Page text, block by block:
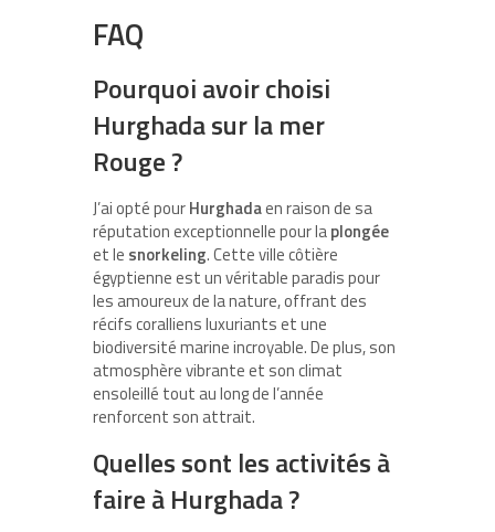
FAQ
Pourquoi avoir choisi
Hurghada sur la mer
Rouge ?
J’ai opté pourHurghadaen raison de sa
réputation exceptionnelle pour laplongée
et le snorkeling. Cette ville côtière
égyptienne est un véritable paradis pour
les amoureux de la nature, offrant des
récifs coralliens luxuriants et une
biodiversité marine incroyable. De plus, son
atmosphère vibrante et son climat
ensoleillé tout au long de l’année
renforcent son attrait.
Quelles sont les activités à
faire à Hurghada ?